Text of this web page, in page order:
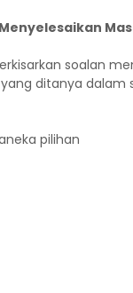
soalan
ditanya dalam
pilihan